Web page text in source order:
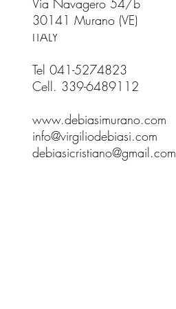
Via Navagero 54/b
30141 Murano (VE)
ITALY
Tel 041-5274823
Cell. 339-6489112
www.debiasimurano.com
info@virgiliodebiasi.com
debiasicristiano@gmail.com